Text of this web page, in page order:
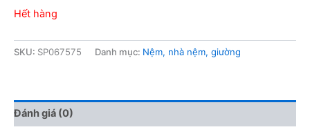
Hết hàng
SKU: SP067575 Danh mục: Nệm, nhà nệm, giường
Đánh giá (0)